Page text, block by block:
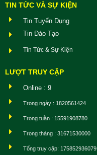
TIN TỨC VÀ SỰ KIỆN
Tin Tuyển Dụng
Tin Đào Tạo
Tin Tức & Sự Kiện
LƯỢT TRUY CẬP
Online : 9
Trong ngày : 1820561424
Trong tuần : 15591908780
Trong tháng : 31671530000
Tổng truy cập: 175852936079